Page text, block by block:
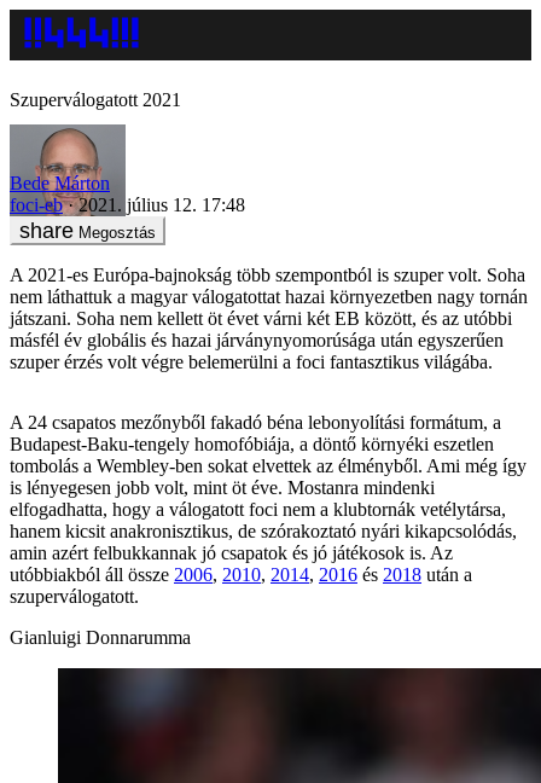
Szuperválogatott 2021
Bede Márton
foci-eb
2021. július 12. 17:48
Megosztás
A 2021-es Európa-bajnokság több szempontból is szuper volt. Soha
nem láthattuk a magyar válogatottat hazai környezetben nagy tornán
játszani. Soha nem kellett öt évet várni két EB között, és az utóbbi
másfél év globális és hazai járványnyomorúsága után egyszerűen
szuper érzés volt végre belemerülni a foci fantasztikus világába.
A 24 csapatos mezőnyből fakadó béna lebonyolítási formátum, a
Budapest-Baku-tengely homofóbiája, a döntő környéki eszetlen
tombolás a Wembley-ben sokat elvettek az élményből. Ami még így
is lényegesen jobb volt, mint öt éve. Mostanra mindenki
elfogadhatta, hogy a válogatott foci nem a klubtornák vetélytársa,
hanem kicsit anakronisztikus, de szórakoztató nyári kikapcsolódás,
amin azért felbukkannak jó csapatok és jó játékosok is. Az
utóbbiakból áll össze 2006, 2010, 2014, 2016 és 2018 után a
szuperválogatott.
Gianluigi Donnarumma